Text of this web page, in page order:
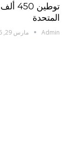
المتحدة
Admin مارس 29, 2016